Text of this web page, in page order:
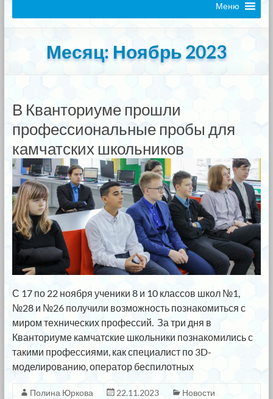
Меню
Месяц: Ноябрь 2023
В Кванториуме прошли
профессиональные пробы для
камчатских школьников
С 17 по 22 ноября ученики 8 и 10 классов школ №1,
№28 и №26 получили возможность познакомиться с
миром технических профессий. ⁣ За три дня в
Кванториуме камчатские школьники познакомились с
такими профессиями, как специалист по 3D-
моделированию, оператор беспилотных
Полина Юркова 22.11.2023
Новости